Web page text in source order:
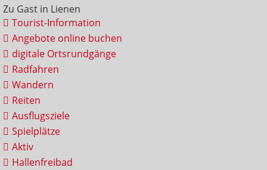
Zu Gast in Lienen
Tourist-Information
Angebote online buchen
digitale Ortsrundgänge
Radfahren
Wandern
Reiten
Ausflugsziele
Spielplätze
Aktiv
Hallenfreibad